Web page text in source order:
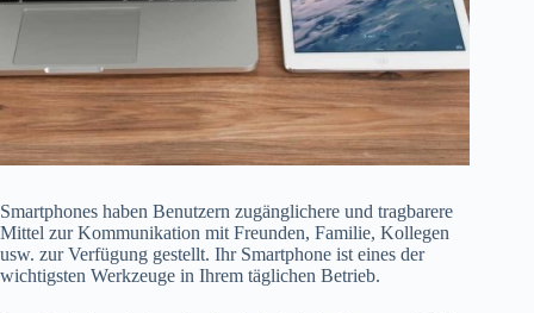
Smartphones haben Benutzern zugänglichere und tragbarere
Mittel zur Kommunikation mit Freunden, Familie, Kollegen
usw. zur Verfügung gestellt. Ihr Smartphone ist eines der
wichtigsten Werkzeuge in Ihrem täglichen Betrieb.